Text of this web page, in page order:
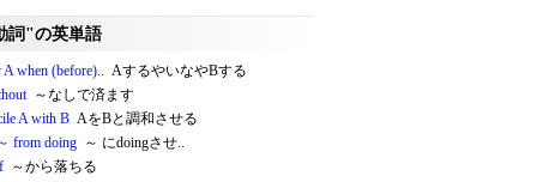
詞"の英単語
A when (before).. AするやいなやBする
～なしで済ます
A with B AをBと調和させる
from doing ～ にdoingさせ..
～から落ちる